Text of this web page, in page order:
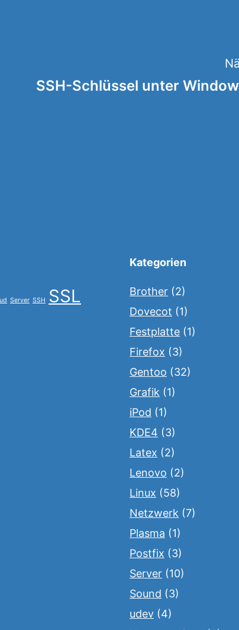
SSH-Schlüssel unter
Server SSH SSL
Kategorien
Brother (2)
Dovecot (1)
Festplatte (1)
Firefox (3)
Gentoo (32)
Grafik (1)
iPod (1)
KDE4 (3)
Latex (2)
Lenovo (2)
Linux (58)
Netzwerk (7)
Plasma (1)
Postfix (3)
Server (10)
Sound (3)
udev (4)